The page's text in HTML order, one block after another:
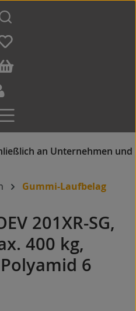
Gummi-Laufbelag
201XR-SG,
400 kg,
6